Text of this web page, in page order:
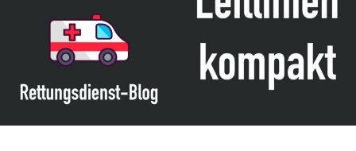
Leitlinie „Die geburtshilfliche Analgesie und Anästhesie“ der DGAI
Konsensuspapier „Management of endocrine emergencies –
Management of myxoedema coma“ der ETA
Leitlinie „Bauchschmerz bei Kindern und Jugendlichen – Bildgebende